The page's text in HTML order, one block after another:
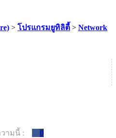
> โปรแกรมยูทิลิตี้ > Network
ามนี้ : 0